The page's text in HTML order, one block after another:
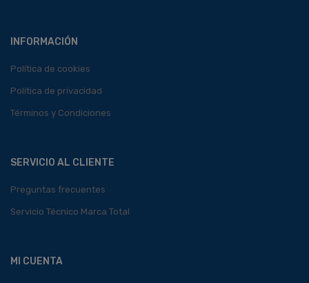
INFORMACIÓN
Política de cookies
Política de privacidad
Términos y Condiciones
SERVICIO AL CLIENTE
Preguntas frecuentes
Servicio Técnico Marca Total
MI CUENTA